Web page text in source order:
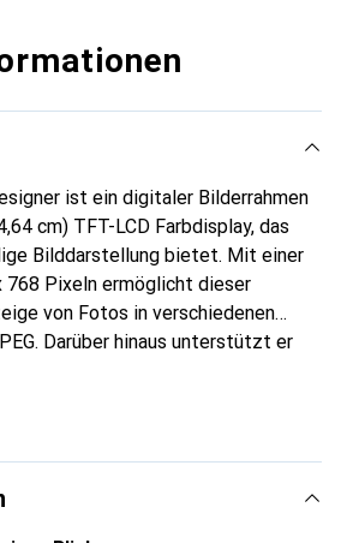
ist ein digitaler Bilderrahmen
cm) TFT-LCD Farbdisplay, das
Bilddarstellung bietet. Mit einer
768 Pixeln ermöglicht dieser
von Fotos in verschiedenen
Darüber hinaus unterstützt er
AVI sowie von Musikdateien im
oder 16:9 Breitbildformat
einer vielseitigen Wahl für die
macht. Die einfache